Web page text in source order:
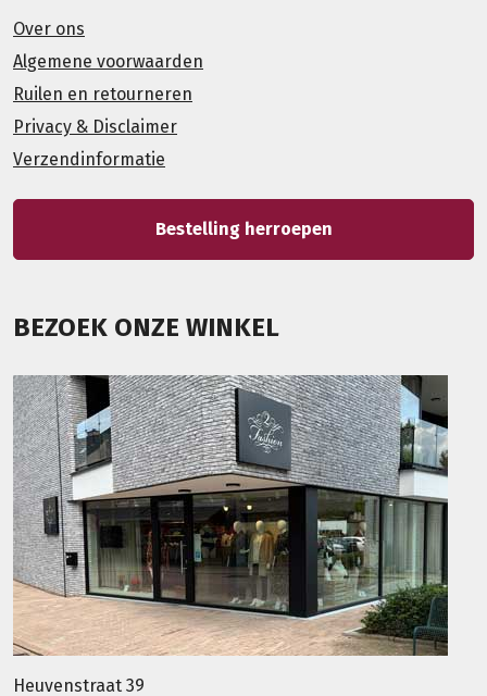
Over ons
Algemene voorwaarden
Ruilen en retourneren
Privacy & Disclaimer
Verzendinformatie
Bestelling herroepen
BEZOEK ONZE WINKEL
Heuvenstraat 39